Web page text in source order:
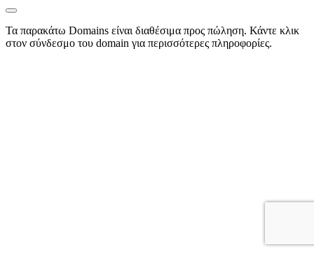
Τα παρακάτω Domains είναι διαθέσιμα προς πώληση. Κάντε κλικ
στον σύνδεσμο του domain για περισσότερες πληροφορίες.